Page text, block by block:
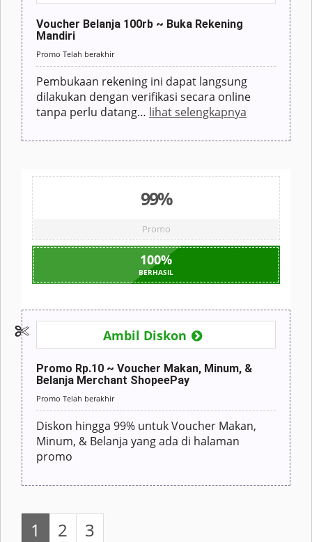
Voucher Belanja 100rb ~ Buka Rekening
Mandiri
Promo Telah berakhir
Pembukaan rekening ini dapat langsung
dilakukan dengan verifikasi secara online
tanpa perlu datang… lihat selengkapnya
99%
Promo
100%
BERHASIL
Ambil Diskon
Promo Rp.10 ~ Voucher Makan, Minum, &
Belanja Merchant ShopeePay
Promo Telah berakhir
Diskon hingga 99% untuk Voucher Makan,
Minum, & Belanja yang ada di halaman
promo
1 2 3